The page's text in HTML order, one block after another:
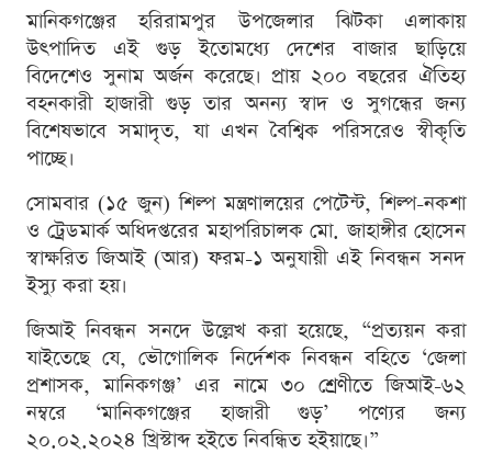
মানিকগঞ্জের হরিরামপুর উপজেলার ঝিটকা এলাকায়
উৎপাদিত এই গুড় ইতোমধ্যে দেশের বাজার ছাড়িয়ে
বিদেশেও সুনাম অর্জন করেছে। প্রায় ২০০ বছরের ঐতিহ্য
বহনকারী হাজারী গুড় তার অনন্য স্বাদ ও সুগন্ধের জন্য
বিশেষভাবে সমাদৃত, যা এখন বৈশ্বিক পরিসরেও স্বীকৃতি
পাচ্ছে।
সোমবার (১৫ জুন) শিল্প মন্ত্রণালয়ের পেটেন্ট, শিল্প-নকশা
ও ট্রেডমার্ক অধিদপ্তরের মহাপরিচালক মো. জাহাঙ্গীর হোসেন
স্বাক্ষরিত জিআই (আর) ফরম-১ অনুযায়ী এই নিবন্ধন সনদ
ইস্যু করা হয়।
জিআই নিবন্ধন সনদে উল্লেখ করা হয়েছে, “প্রত্যয়ন করা
যাইতেছে যে, ভৌগোলিক নির্দেশক নিবন্ধন বহিতে ‘জেলা
প্রশাসক, মানিকগঞ্জ’ এর নামে ৩০ শ্রেণীতে জিআই-৬২
নম্বরে ‘মানিকগঞ্জের হাজারী গুড়’ পণ্যের জন্য
২০.০২.২০২৪ খ্রিস্টাব্দ হইতে নিবন্ধিত হইয়াছে।”